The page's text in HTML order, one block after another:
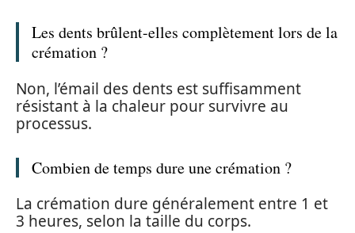
Les dents brûlent-elles complètement lors de la
crémation ?
Non, l’émail des dents est suffisamment
résistant à la chaleur pour survivre au
processus.
Combien de temps dure une crémation ?
La crémation dure généralement entre 1 et
3 heures, selon la taille du corps.